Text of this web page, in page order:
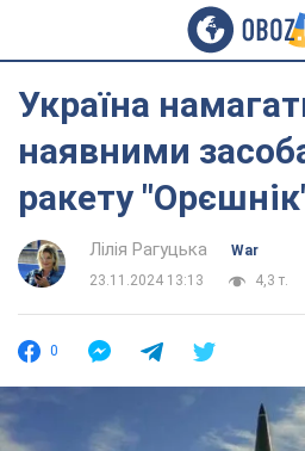
Україна
наявними
ракету
Лілія Рагуцька
War
23.11.2024 13:13
4,3 т.
0